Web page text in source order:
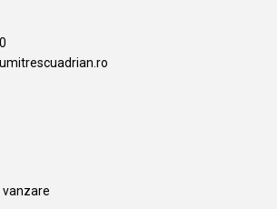
vanzare